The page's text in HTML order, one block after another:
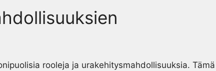
rooleja ja urakehitysmahdollisuuksia. Tämä